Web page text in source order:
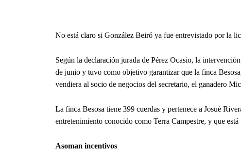
No está claro si González Beiró ya fue entrevistado por la
Según la declaración jurada de Pérez Ocasio, la
de junio y tuvo como objetivo garantizar que la finca
vendiera al socio de negocios del secretario, el ganadero
La finca Besosa tiene 399 cuerdas y pertenece a Josué
entretenimiento conocido como Terra Campestre, y que
Asoman incentivos